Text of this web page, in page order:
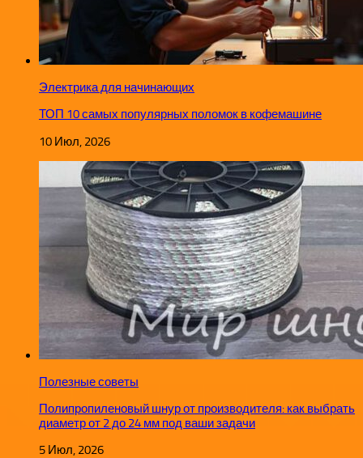
Электрика для начинающих
ТОП 10 самых популярных поломок в кофемашине
10 Июл, 2026
Полезные советы
Полипропиленовый шнур от производителя: как выбрать
диаметр от 2 до 24 мм под ваши задачи
5 Июл, 2026